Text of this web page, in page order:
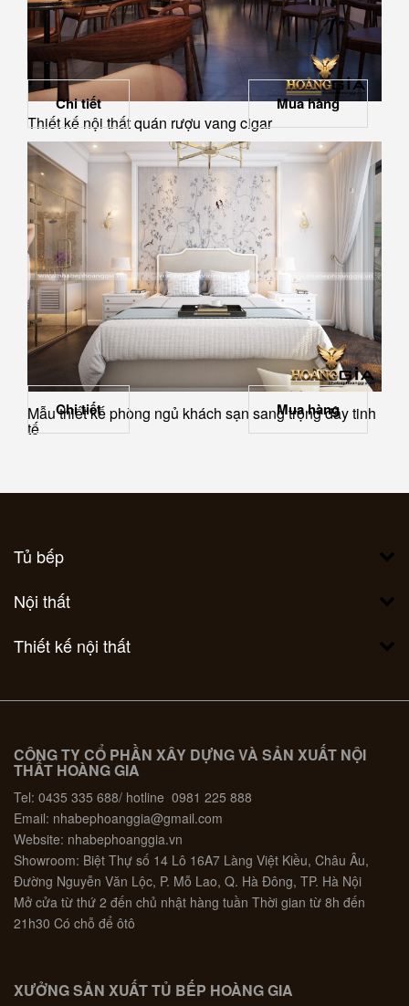
Thiết kế nội thất quán rượu vang cigar
Chi tiết Mua hàng
Mẫu thiết kế phòng ngủ khách sạn sang trọng đầy tinh
tế
Chi tiết Mua hàng
Tủ bếp
Nội thất
Thiết kế nội thất
CÔNG TY CỔ PHẦN XÂY DỰNG VÀ SẢN XUẤT NỘI
THẤT HOÀNG GIA
Tel: 0435 335 688/ hotline 0981 225 888
Email: nhabephoanggia@gmail.com
Website: nhabephoanggia.vn
Showroom: Biệt Thự số 14 Lô 16A7 Làng Việt Kiều, Châu Âu,
Đường Nguyễn Văn Lộc, P. Mỗ Lao, Q. Hà Đông, TP. Hà Nội
Mở cửa từ thứ 2 đến chủ nhật hàng tuần Thời gian từ 8h đến
21h30 Có chỗ để ôtô
XƯỞNG SẢN XUẤT TỦ BẾP HOÀNG GIA